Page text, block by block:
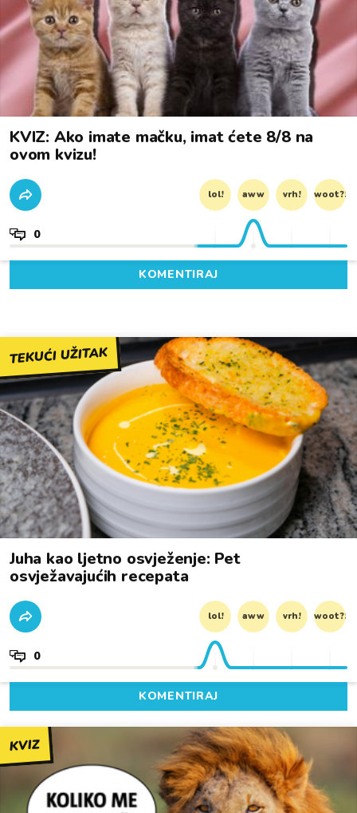
KVIZ: Ako imate mačku, imat ćete 8/8 na
ovom kvizu!
lol! aww vrh! woot?!
0
KOMENTIRAJ
TEKUĆI UŽITAK
Juha kao ljetno osvježenje: Pet
osvježavajućih recepata
lol! aww vrh! woot?!
0
KOMENTIRAJ
KVIZ